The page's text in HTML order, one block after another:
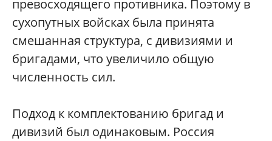
превосходящего противника. Поэтому в
сухопутных войсках была принята
смешанная структура, с дивизиями и
бригадами, что увеличило общую
численность сил.
Подход к комплектованию бригад и
дивизий был одинаковым. Россия